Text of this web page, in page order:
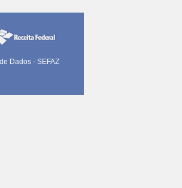
Dados - SEFAZ